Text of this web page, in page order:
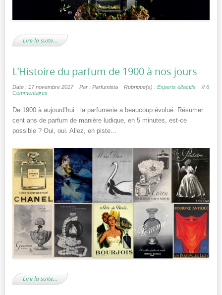
Lire la suite…
L’Histoire du parfum de 1900 à nos jours
Date : 17 novembre 2017 Par : Parfumista Rubrique(s) : Experts olfactifs //6
Commentaires
De 1900 à aujourd’hui : la parfumerie a beaucoup évolué. Résumer
cent ans de parfum de manière ludique, en 5 minutes, est-ce
possible ? Oui, oui. Allez, en piste…
Lire la suite…